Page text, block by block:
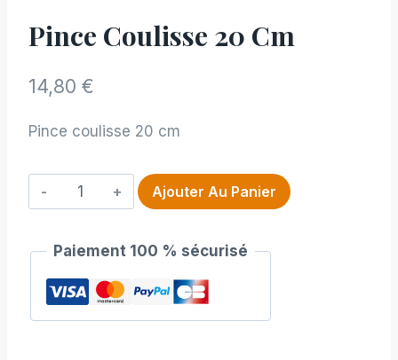
Pince Coulisse 20 Cm
14,80 €
Pince coulisse 20 cm
quantité
de
coulisse
20
cm
Ajouter Au Panier
Paiement 100 % sécurisé